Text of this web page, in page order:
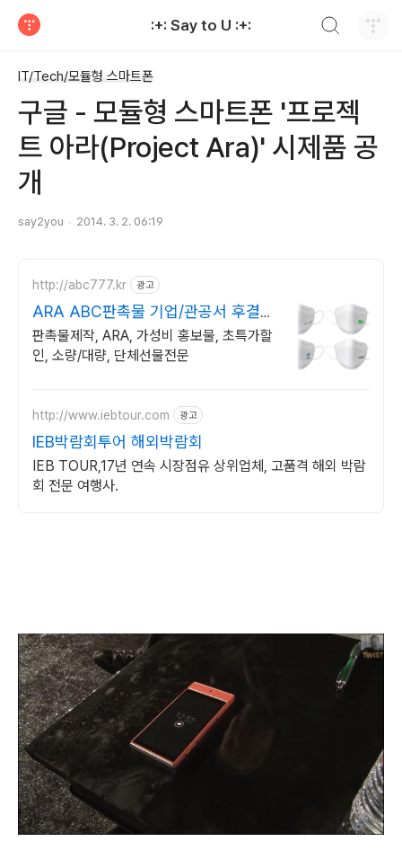
:+: Say to U :+:
IT/Tech/모듈형 스마트폰
구글 - 모듈형 스마트폰 '프로젝
트 아라(Project Ara)' 시제품 공
개
say2you 2014. 3. 2. 06:19
http://abc777.kr 광고
ARA ABC판촉물 기업/관공서 후결제
!판촉물제작, ARA, 가성비 홍보물, 초특가할
인, 소량/대량, 단체선물전문
http://www.iebtour.com 광고
IEB박람회투어 해외박람회
IEB TOUR,17년 연속 시장점유 상위업체, 고품격 해외 박람
회 전문 여행사.